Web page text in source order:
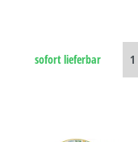
sofort lieferbar